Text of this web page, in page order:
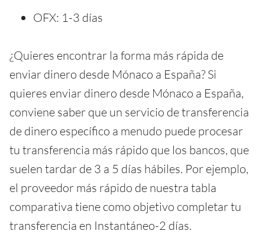
OFX: 1-3 días
¿Quieres encontrar la forma más rápida de
enviar dinero desde Mónaco a España? Si
quieres enviar dinero desde Mónaco a España,
conviene saber que un servicio de transferencia
de dinero específico a menudo puede procesar
tu transferencia más rápido que los bancos, que
suelen tardar de 3 a 5 días hábiles. Por ejemplo,
el proveedor más rápido de nuestra tabla
comparativa tiene como objetivo completar tu
transferencia en Instantáneo-2 días.